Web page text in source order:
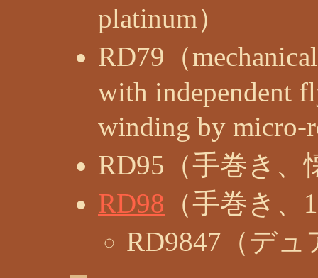
platinum）
RD79（
with independent
winding by micro-
RD95（手巻き、
RD98 （手巻き、
RD9847（デ